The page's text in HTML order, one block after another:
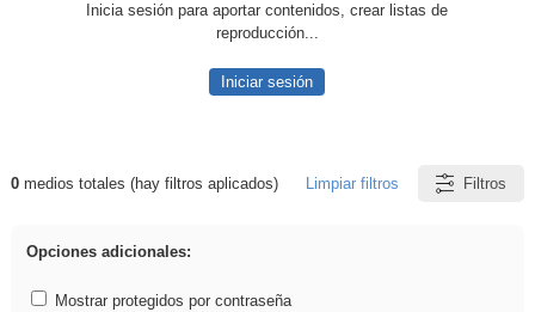
Inicia sesión para aportar contenidos, crear listas de
reproducción...
Iniciar sesión
Resultados de: platillos
0medios totales (hay filtros aplicados) Limpiar filtros Filtros
Opciones adicionales:
Mostrar protegidos por contraseña